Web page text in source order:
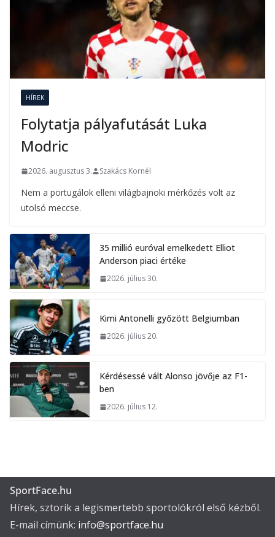
HÍREK
Folytatja pályafutását Luka
Modric
2026. augusztus 3. Szakács Kornél
Nem a portugálok elleni világbajnoki mérkőzés volt az
utolsó meccse.
35 millió euróval emelkedett Elliot
Anderson piaci értéke
2026. július 30.
Kimi Antonelli győzött Belgiumban
2026. július 20.
Kérdésessé vált Alonso jövője az F1-
ben
2026. július 12.
SportFace.hu
Hírek, sztorik a legismertebb sportolókról első kézből.
E-mail címünk: info@sportface.hu